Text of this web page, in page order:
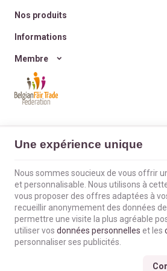
excès ni culpabilité ?
Nos produits
Informations
Membre
L'Envol du Colibri | N° d'entreprise :
Contact |Conditions générales
© Copyright 2023-2026 -E-net Business,
commerçants, indépendants & PME
Une expérience unique
Nous sommes soucieux de vous offrir
et personnalisable. Nous utilisons à
vous proposer des offres adaptées à
recueillir anonymement des données
permettre une visite la plus agréable
utiliser vos données personnelles et les
personnaliser ses publicités.